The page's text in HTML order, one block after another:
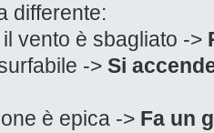
differente:
vento è sbagliato ->
-> Si
è epica -> Fa un